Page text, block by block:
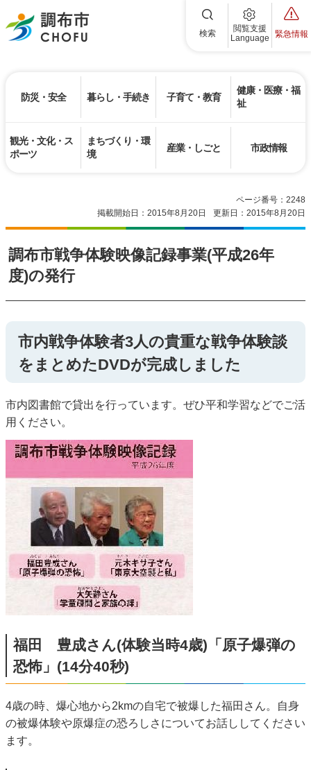
調布市 検索
閲覧支援
Language
緊急情報
防災・安全 暮らし・手続き 子育て・教育
健康・医療・福
祉
観光・文化・ス
ポーツ
まちづくり・環
境
産業・しごと 市政情報
ページ番号：2248
掲載開始日：2015年8月20日
更新日：2015年8月20日
調布市戦争体験映像記録事業(平成26年
度)の発行
市内戦争体験者3人の貴重な戦争体験談
をまとめたDVDが完成しました
市内図書館で貸出を行っています。ぜひ平和学習などでご活
用ください。
福田 豊成さん(体験当時4歳)「原子爆弾の
恐怖」(14分40秒)
4歳の時、爆心地から2kmの自宅で被爆した福田さん。自身
の被爆体験や原爆症の恐ろしさについてお話ししてください
ます。